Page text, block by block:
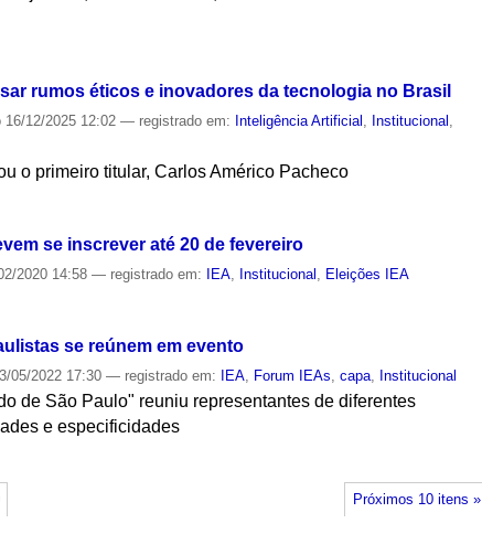
rumos éticos e inovadores da tecnologia no Brasil
16/12/2025 12:02— registrado em: Inteligência Artificial Institucional
o primeiro titular, Carlos Américo Pacheco
se inscrever até 20 de fevereiro
2020 14:58— registrado em: IEA Institucional Eleições IEA
se reúnem em evento
05/2022 17:30— registrado em: IEA, Forum IEAs,capa, Institucional
de São Paulo" reuniu representantes de diferentes
e especificidades
Próximos 10 itens »